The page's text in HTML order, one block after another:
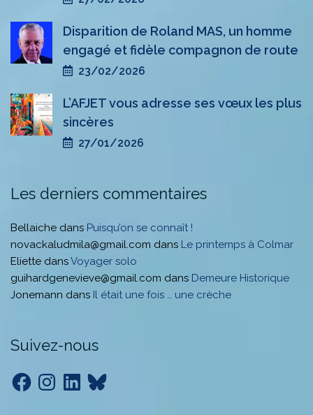
Disparition de Roland MAS, un homme
engagé et fidèle compagnon de route
23/02/2026
L’AFJET vous adresse ses vœux les plus
sincères
27/01/2026
Les derniers commentaires
Bellaiche dans Puisqu’on se connaît !
novackaludmila@gmail.com dans Le printemps à Colmar
Eliette dansVoyager solo
guihardgenevieve@gmail.com dans Demeure Historique
Jonemann dans Il était une fois … une crèche
Suivez-nous
FacebookInstagramLinkedInBluesky